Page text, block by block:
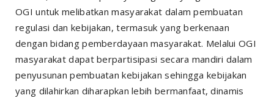
OGI untuk melibatkan masyarakat dalam pembuatan
regulasi dan kebijakan, termasuk yang berkenaan
dengan bidang pemberdayaan masyarakat. Melalui OGI
masyarakat dapat berpartisipasi secara mandiri dalam
penyusunan pembuatan kebijakan sehingga kebijakan
yang dilahirkan diharapkan lebih bermanfaat, dinamis